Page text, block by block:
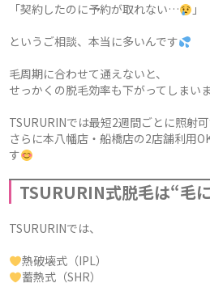
「契約したのに予約が取れない…
」
というご相談、本当に多いんです
毛周期に合わせて通えないと、
せっかくの脱毛効率も下がってしまい
TSURURINでは最短2週間ごとに照射
さらに本八幡店・船橋店の2店舗利用
す
TSURURIN式脱毛は“毛
TSURURINでは、
熱破壊式（IPL）
蓄熱式（SHR）